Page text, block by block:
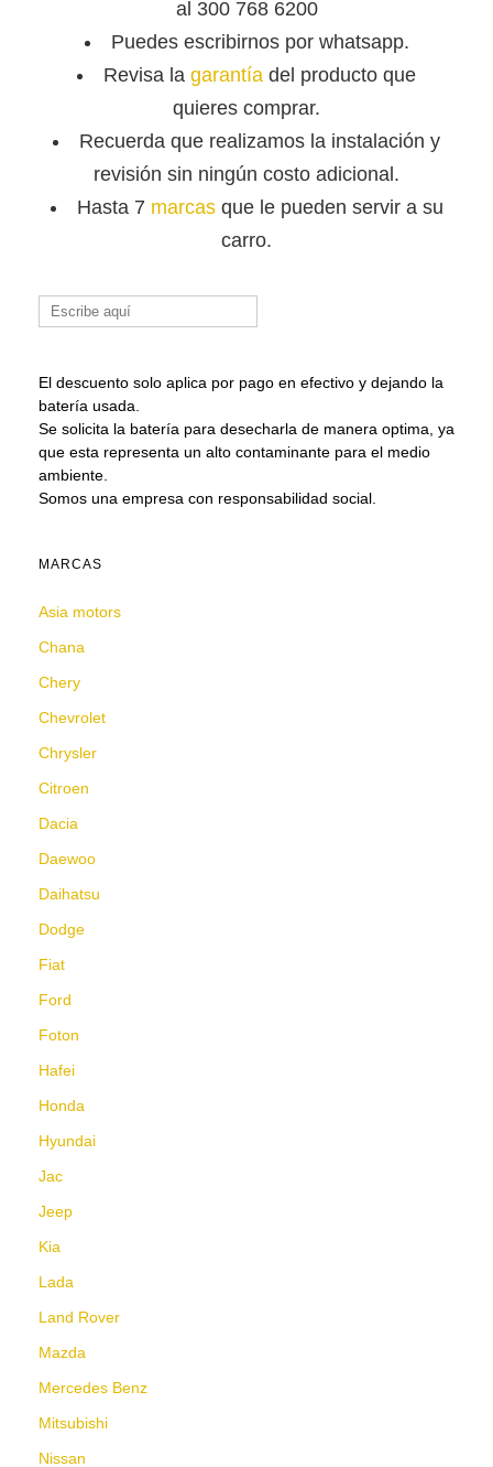
al 300 768 6200
Puedes escribirnos por whatsapp.
Revisa la garantía del producto que
quieres comprar.
Recuerda que realizamos la instalación y
revisión sin ningún costo adicional.
Hasta 7 marcasque le pueden servir a su
carro.
Buscar:
El descuento solo aplica por pago en efectivo y dejando la
batería usada.
Se solicita la batería para desecharla de manera optima, ya
que esta representa un alto contaminante para el medio
ambiente.
Somos una empresa con responsabilidad social.
MARCAS
Asia motors
Chana
Chery
Chevrolet
Chrysler
Citroen
Dacia
Daewoo
Daihatsu
Dodge
Fiat
Ford
Foton
Hafei
Honda
Hyundai
Jac
Jeep
Kia
Lada
Land Rover
Mazda
Mercedes Benz
Mitsubishi
Nissan